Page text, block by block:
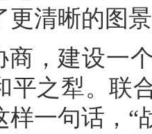
更清晰的图
商，建设一
平之犁。联
样一句话，